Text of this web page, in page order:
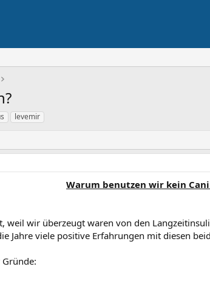
levemir
Warum benutzen wir kein
weil wir überzeugt waren von den
Jahre viele positive Erfahrungen mit diesen